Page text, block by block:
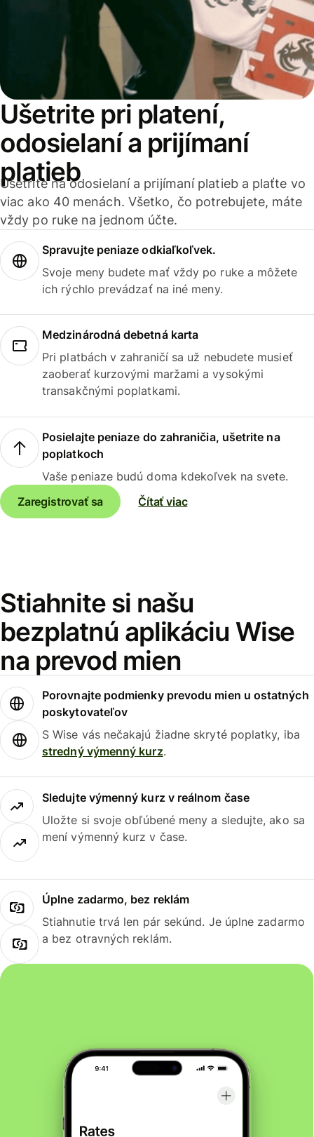
Ušetrite pri platení,
odosielaní a prijímaní
platieb
Ušetrite na odosielaní a prijímaní platieb a plaťte vo
viac ako 40 menách. Všetko, čo potrebujete, máte
vždy po ruke na jednom účte.
Spravujte peniaze odkiaľkoľvek.
Svoje meny budete mať vždy po ruke a môžete
ich rýchlo prevádzať na iné meny.
Medzinárodná debetná karta
Pri platbách v zahraničí sa už nebudete musieť
zaoberať kurzovými maržami a vysokými
transakčnými poplatkami.
Posielajte peniaze do zahraničia, ušetrite na
poplatkoch
Vaše peniaze budú doma kdekoľvek na svete.
Zaregistrovať sa
Čítať viac
Stiahnite si našu
bezplatnú aplikáciu Wise
na prevod mien
Porovnajte podmienky prevodu mien u ostatných
poskytovateľov
S Wise vás nečakajú žiadne skryté poplatky, iba
stredný výmenný kurz.
Sledujte výmenný kurz v reálnom čase
Uložte si svoje obľúbené meny a sledujte, ako sa
mení výmenný kurz v čase.
Úplne zadarmo, bez reklám
Stiahnutie trvá len pár sekúnd. Je úplne zadarmo
a bez otravných reklám.